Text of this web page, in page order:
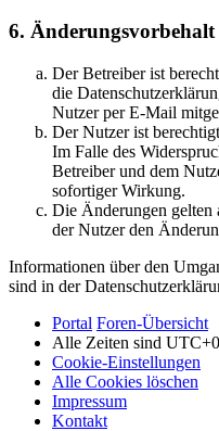
6. Änderungsvorbehalt
Der Betreiber ist
die
Nutzer per E-Mail
Der Nutzer ist
Im Falle des
Betreiber und dem
sofortiger Wirkung.
Die Änderungen gelten
der Nutzer den
Informationen über den
sind in der
Portal Foren-Übersicht
Alle Zeiten sind
Cookie-Einstellungen
Alle Cookies löschen
Impressum
Kontakt